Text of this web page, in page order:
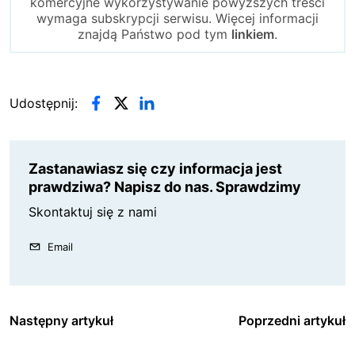
wymaga subskrypcji serwisu. Więcej informacji
znajdą Państwo pod tym linkiem.
Udostępnij:
Zastanawiasz się czy informacja jest
prawdziwa? Napisz do nas. Sprawdzimy
Skontaktuj się z nami
Email
Następny artykuł Poprzedni artykuł